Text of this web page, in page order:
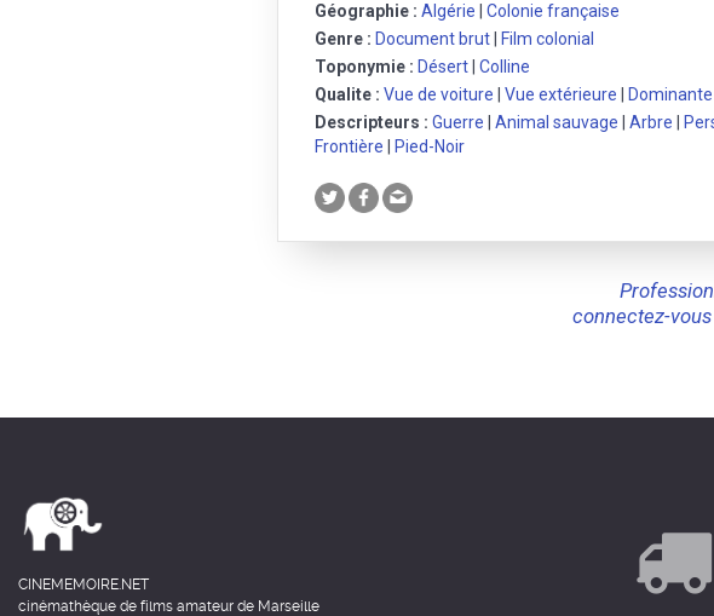
Géographie : Algérie
Colonie française
Genre : Document brut
Film colonial
Toponymie : Désert Colline
Qualite : Vue de voiture Vue extérieure
Descripteurs : Guerre Animal sauvage Arbre
Frontière
Pied-Noir
connectez-
CINEMEMOIRE.NET
cinémathèque de films amateur de Marseille